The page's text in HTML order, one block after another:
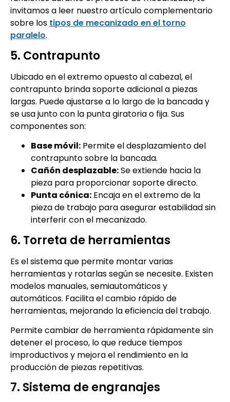
invitamos a leer nuestro artículo complementario
sobre los tipos de mecanizado en el torno
paralelo.
5. Contrapunto
Ubicado en el extremo opuesto al cabezal, el
contrapunto brinda soporte adicional a piezas
largas. Puede ajustarse a lo largo de la bancada y
se usa junto con la punta giratoria o fija. Sus
componentes son:
Base móvil: Permite el desplazamiento del
contrapunto sobre la bancada.
Cañón desplazable:Se extiende hacia la
pieza para proporcionar soporte directo.
Punta cónica: Encaja en el extremo de la
pieza de trabajo para asegurar estabilidad sin
interferir con el mecanizado.
6. Torreta de herramientas
Es el sistema que permite montar varias
herramientas y rotarlas según se necesite. Existen
modelos manuales, semiautomáticos y
automáticos. Facilita el cambio rápido de
herramientas, mejorando la eficiencia del trabajo.
Permite cambiar de herramienta rápidamente sin
detener el proceso, lo que reduce tiempos
improductivos y mejora el rendimiento en la
producción de piezas repetitivas.
7. Sistema de engranajes